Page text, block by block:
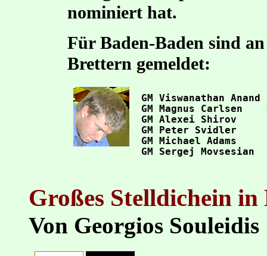
nominiert hat.
Für Baden-Baden sind an
Brettern gemeldet:
GM Viswanathan
GM Magnus Carlsen
GM Alexei Shirov
GM Peter Svidler
GM Michael Adams
GM Sergej Movsesian
Großes Stelldichein
Von Georgios Souleidis